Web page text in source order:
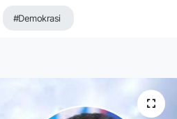
#Demokrasi